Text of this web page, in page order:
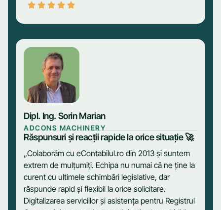
Dipl. Ing. Sorin Marian
ADCONS MACHINERY
Răspunsuri și reacții rapide la orice situație 🚀
„Colaborăm cu eContabilul.ro din 2013 și suntem
extrem de mulțumiți. Echipa nu numai că ne ține la
curent cu ultimele schimbări legislative, dar
răspunde rapid și flexibil la orice solicitare.
Digitalizarea serviciilor și asistența pentru Registrul